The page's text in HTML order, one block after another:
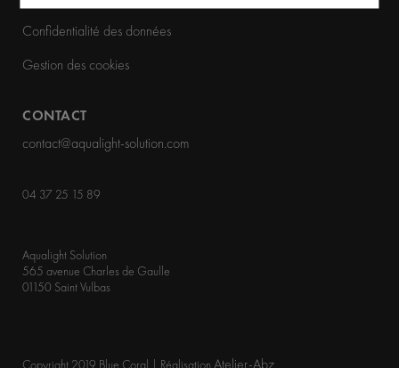
Confidentialité des données
Gestion des cookies
CONTACT
contact@aqualight-solution.com
04 37 25 15 89
Aqualight Solution
565 avenue Charles de Gaulle
01150 Saint Vulbas
Copyright 2019 Blue Coral | Réalisation